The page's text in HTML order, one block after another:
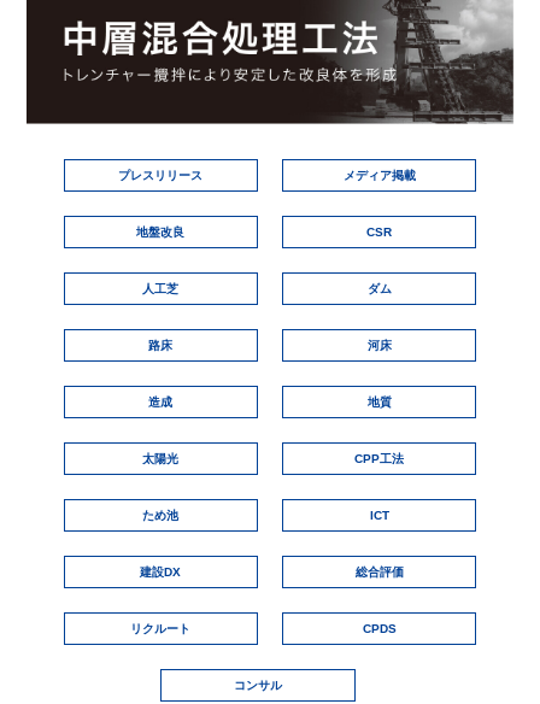
プレスリリース メディア掲載
地盤改良 CSR
人工芝 ダム
路床 河床
造成 地質
太陽光 CPP工法
ため池 ICT
建設DX 総合評価
リクルート CPDS
コンサル